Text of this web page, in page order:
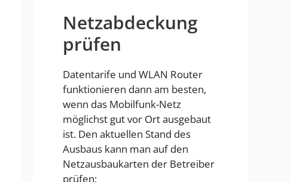
Netzabdeckung
prüfen
Datentarife und WLAN Router
funktionieren dann am besten,
wenn das Mobilfunk-Netz
möglichst gut vor Ort ausgebaut
ist. Den aktuellen Stand des
Ausbaus kann man auf den
Netzausbaukarten der Betreiber
prüfen: